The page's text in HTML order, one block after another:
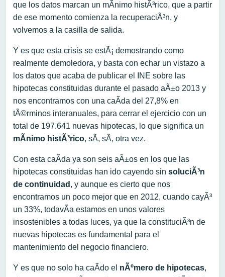
que los datos marcan un mÃ­nimo histÃ³rico, que a partir
de ese momento comienza la recuperaciÃ³n, y
volvemos a la casilla de salida.
Y es que esta crisis se estÃ¡ demostrando como
realmente demoledora, y basta con echar un vistazo a
los datos que acaba de publicar el INE sobre las
hipotecas constituidas durante el pasado aÃ±o 2013 y
nos encontramos con una caÃ­da del 27,8% en
tÃ©rminos interanuales, para cerrar el ejercicio con un
total de 197.641 nuevas hipotecas, lo que significa un
mÃ­nimo histÃ³rico, sÃ­, sÃ­, otra vez.
Con esta caÃ­da ya son seis aÃ±os en los que las
hipotecas constituidas han ido cayendo sin soluciÃ³n
de continuidad , y aunque es cierto que nos
encontramos un poco mejor que en 2012, cuando cayÃ³
un 33%, todavÃ­a estamos en unos valores
insostenibles a todas luces, ya que la constituciÃ³n de
nuevas hipotecas es fundamental para el
mantenimiento del negocio financiero.
Y es que no solo ha caÃ­do el nÃºmero de hipotecas,